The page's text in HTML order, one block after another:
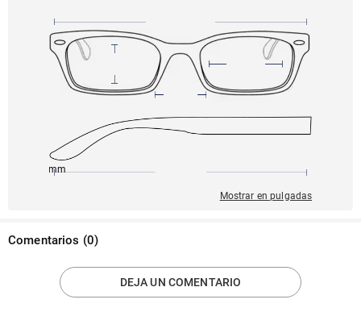
150mm
Mostrar en pulgadas
Comentarios (0)
DEJA UN COMENTARIO